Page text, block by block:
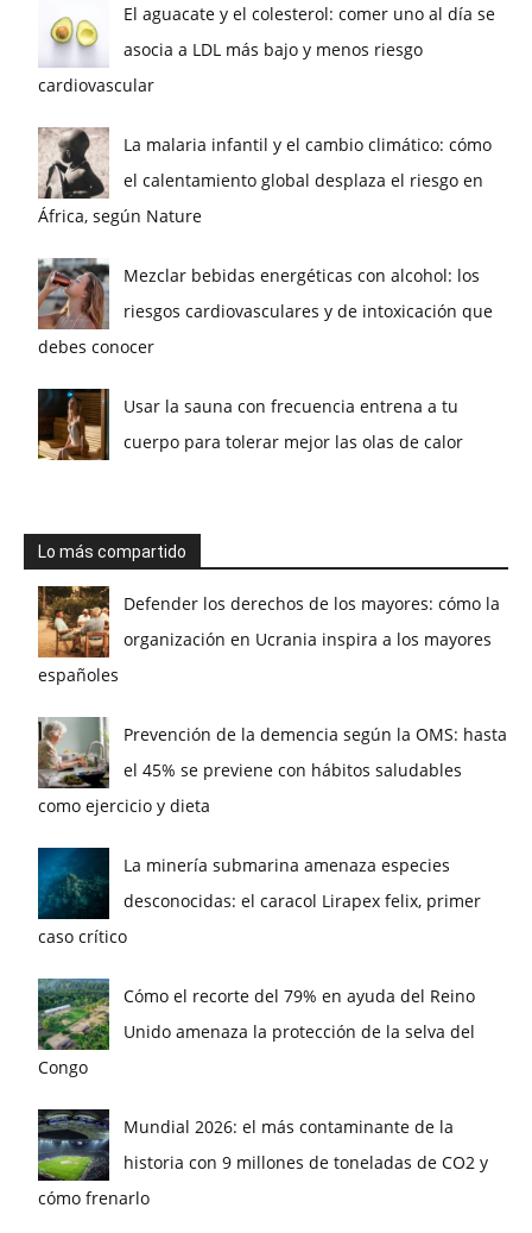
El aguacate y el colesterol: comer uno al día se
asocia a LDL más bajo y menos riesgo
cardiovascular
La malaria infantil y el cambio climático: cómo
el calentamiento global desplaza el riesgo en
África, según Nature
Mezclar bebidas energéticas con alcohol: los
riesgos cardiovasculares y de intoxicación que
debes conocer
Usar la sauna con frecuencia entrena a tu
cuerpo para tolerar mejor las olas de calor
Lo más compartido
Defender los derechos de los mayores: cómo la
organización en Ucrania inspira a los mayores
españoles
Prevención de la demencia según la OMS: hasta
el 45% se previene con hábitos saludables
como ejercicio y dieta
La minería submarina amenaza especies
desconocidas: el caracol Lirapex felix, primer
caso crítico
Cómo el recorte del 79% en ayuda del Reino
Unido amenaza la protección de la selva del
Congo
Mundial 2026: el más contaminante de la
historia con 9 millones de toneladas de CO2 y
cómo frenarlo